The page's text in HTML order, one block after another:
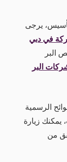
يرجى
في دبي
البر
البر
الرسمية
يمكنك زيارة
من